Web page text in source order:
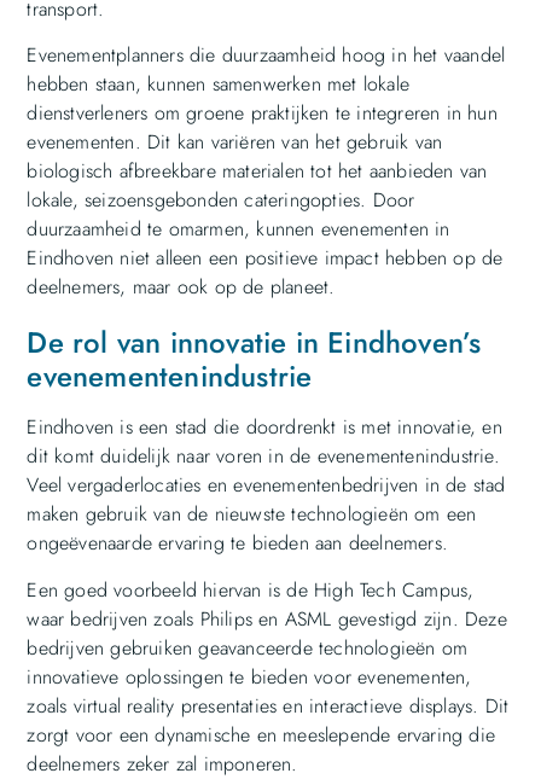
transport.
Evenementplanners die duurzaamheid hoog in het vaandel
hebben staan, kunnen samenwerken met lokale
dienstverleners om groene praktijken te integreren in hun
evenementen. Dit kan variëren van het gebruik van
biologisch afbreekbare materialen tot het aanbieden van
lokale, seizoensgebonden cateringopties. Door
duurzaamheid te omarmen, kunnen evenementen in
Eindhoven niet alleen een positieve impact hebben op de
deelnemers, maar ook op de planeet.
De rol van innovatie in Eindhoven’s
evenementenindustrie
Eindhoven is een stad die doordrenkt is met innovatie, en
dit komt duidelijk naar voren in de evenementenindustrie.
Veel vergaderlocaties en evenementenbedrijven in de stad
maken gebruik van de nieuwste technologieën om een
ongeëvenaarde ervaring te bieden aan deelnemers.
Een goed voorbeeld hiervan is de High Tech Campus,
waar bedrijven zoals Philips en ASML gevestigd zijn. Deze
bedrijven gebruiken geavanceerde technologieën om
innovatieve oplossingen te bieden voor evenementen,
zoals virtual reality presentaties en interactieve displays. Dit
zorgt voor een dynamische en meeslepende ervaring die
deelnemers zeker zal imponeren.